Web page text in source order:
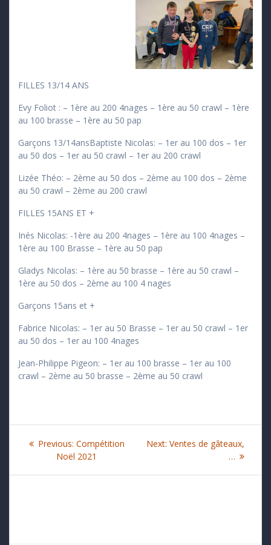
FILLES 13/14 ANS
Evy Foliot : – 1ère au 200 4nages – 1ère au 50 crawl – 1ère
au 100 brasse – 1ère au 50 pap
Garçons 13/14ansBaptiste Nicolas: – 1er au 100 dos – 1er
au 50 dos – 1er au 50 crawl – 1er au 200 crawl
Lizée Théo: – 2ème au 50 dos – 2ème au 100 dos – 2ème
au 50 crawl – 2ème au 200 crawl
FILLES 15ANS ET +
Inés Nicolas: -1ère au 200 4nages – 1ère au 100 4nages –
1ère au 100 Brasse – 1ère au 50 pap
Gladys Nicolas: – 1ère au 50 brasse – 1ère au 50 crawl –
1ère au 50 dos – 2ème au 100 4 nages
Garçons 15ans et +
Fabrice Nicolas: – 1er au 50 Brasse – 1er au 50 crawl – 1er
au 50 dos – 1er au 100 4nages
Jean-Philippe Pigeon: – 1er au 100 brasse – 1er au 100
crawl – 2ème au 50 brasse – 2ème au 50 crawl
Navigation
Previous: Previous
post:
Compétition
Noël 2021
Next: Next
Ventes de gâteaux,
…